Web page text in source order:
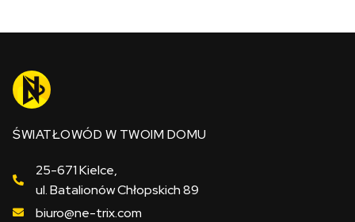
ŚWIATŁOWÓD W TWOIM DOMU
25-671 Kielce,
ul. Batalionów Chłopskich 89
biuro@ne-trix.com